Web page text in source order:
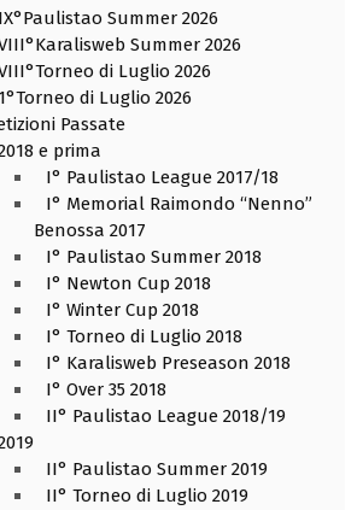
IX°Paulistao Summer 2026
Summer 2026
di Luglio 2026
1°Torneo di Luglio 2026
Passate
e prima
I° Paulistao League 2017/18
I° Memorial Raimondo “Nenno”
Benossa 2017
I° Paulistao Summer 2018
I° Newton Cup 2018
I° Winter Cup 2018
I° Torneo di Luglio 2018
I° Karalisweb Preseason 2018
I° Over 35 2018
II° Paulistao League 2018/19
II° Paulistao Summer 2019
II° Torneo di Luglio 2019